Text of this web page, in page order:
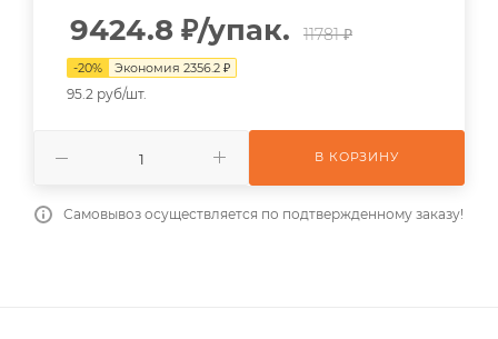
9424.8 ₽/упак. 11781 ₽
-20% Экономия 2356.2 ₽
95.2 руб/шт.
В КОРЗИНУ
Самовывоз осуществляется по подтвержденному заказу!